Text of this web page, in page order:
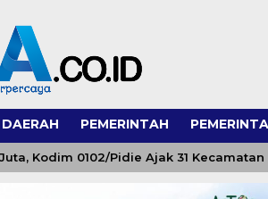
DAERAH PEMERINTAH
0102/Pidie Ajak 31 Kecamatan